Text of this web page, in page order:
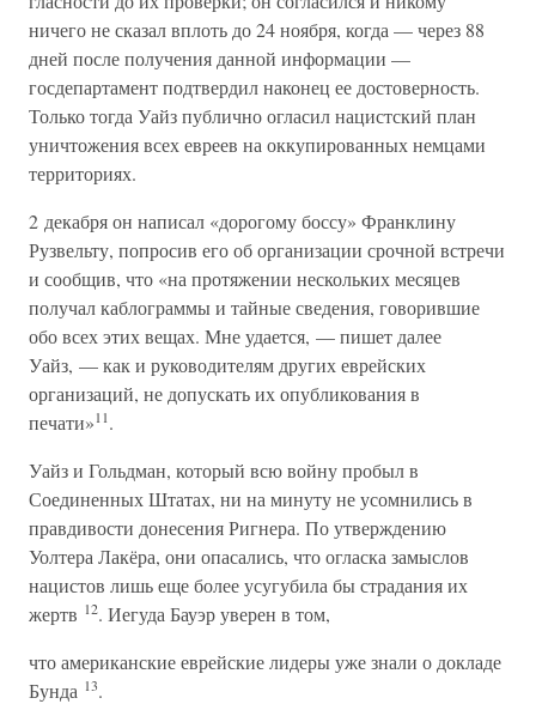
ничего не сказал вплоть до 24 ноября, когда — через 88
дней после получения данной информации —
госдепартамент подтвердил наконец ее достоверность.
Только тогда Уайз публично огласил нацистский план
уничтожения всех евреев на оккупированных немцами
территориях.
2 декабря он написал «дорогому боссу» Франклину
Рузвельту, попросив его об организации срочной встречи
и сообщив, что «на протяжении нескольких месяцев
получал каблограммы и тайные сведения, говорившие
обо всех этих вещах. Мне удается, — пишет далее
Уайз, — как и руководителям других еврейских
организаций, не допускать их опубликования в
печати»11.
Уайз и Гольдман, который всю войну пробыл в
Соединенных Штатах, ни на минуту не усомнились в
правдивости донесения Ригнера. По утверждению
Уолтера Лакёра, они опасались, что огласка замыслов
нацистов лишь еще более усугубила бы страдания их
жертв 12. Иегуда Бауэр уверен в том,
что американские еврейские лидеры уже знали о докладе
Бунда 13.